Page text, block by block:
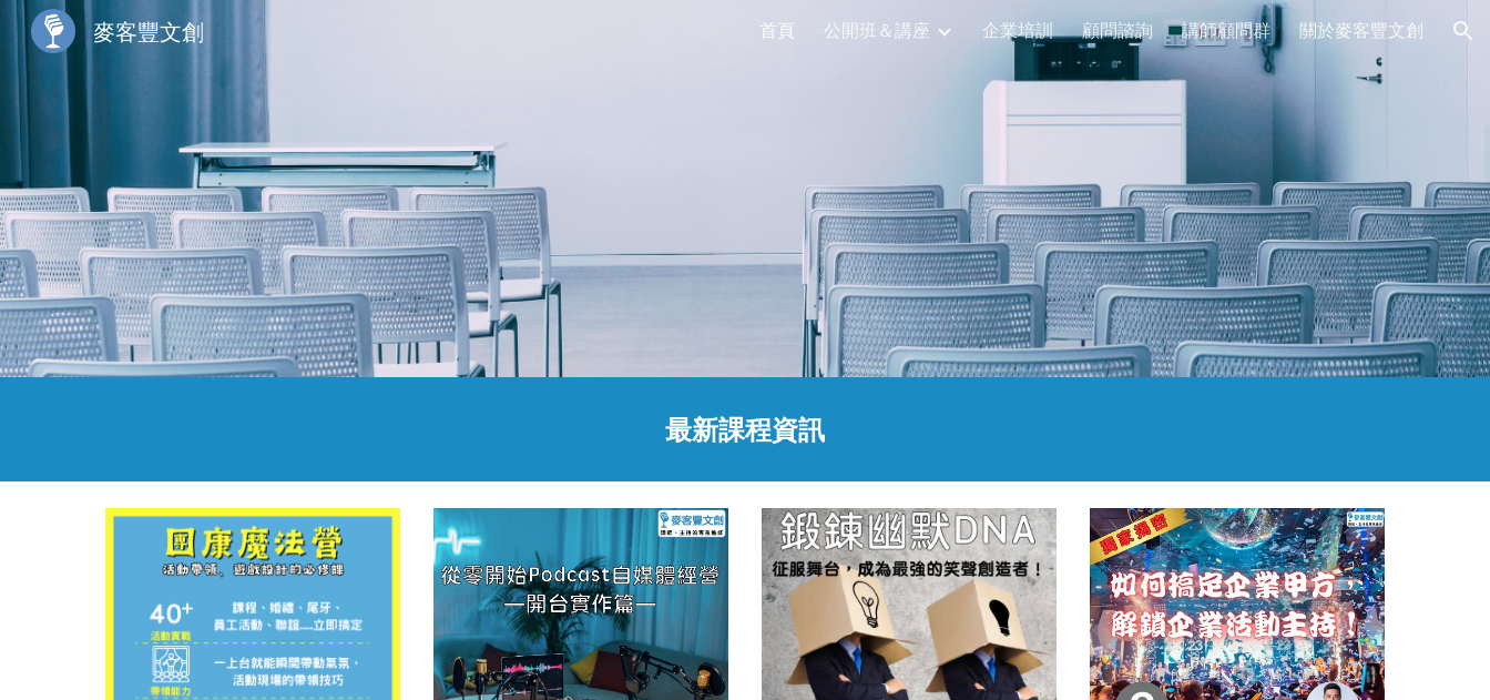
Skip to navigation
麥客豐文創 首頁 公開班＆講座 企業培訓 顧問諮詢 講師顧問群 關於麥客豐文創
最新課程資訊